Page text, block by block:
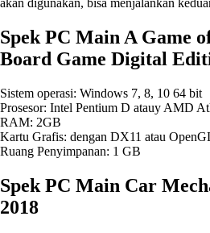
akan digunakan, bisa menjalankan
Spek PC Main A Game
Board Game Digital
Sistem operasi: Windows 7, 8, 10 64 bit
Prosesor: Intel Pentium D atauy AMD
RAM: 2GB
Kartu Grafis: dengan DX11 atau
Ruang Penyimpanan: 1 GB
Spek PC Main Car
2018